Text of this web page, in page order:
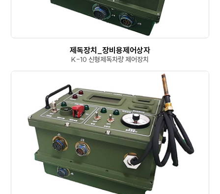
제독장치_장비용제어상자
K-10 신형제독차량 제어장치